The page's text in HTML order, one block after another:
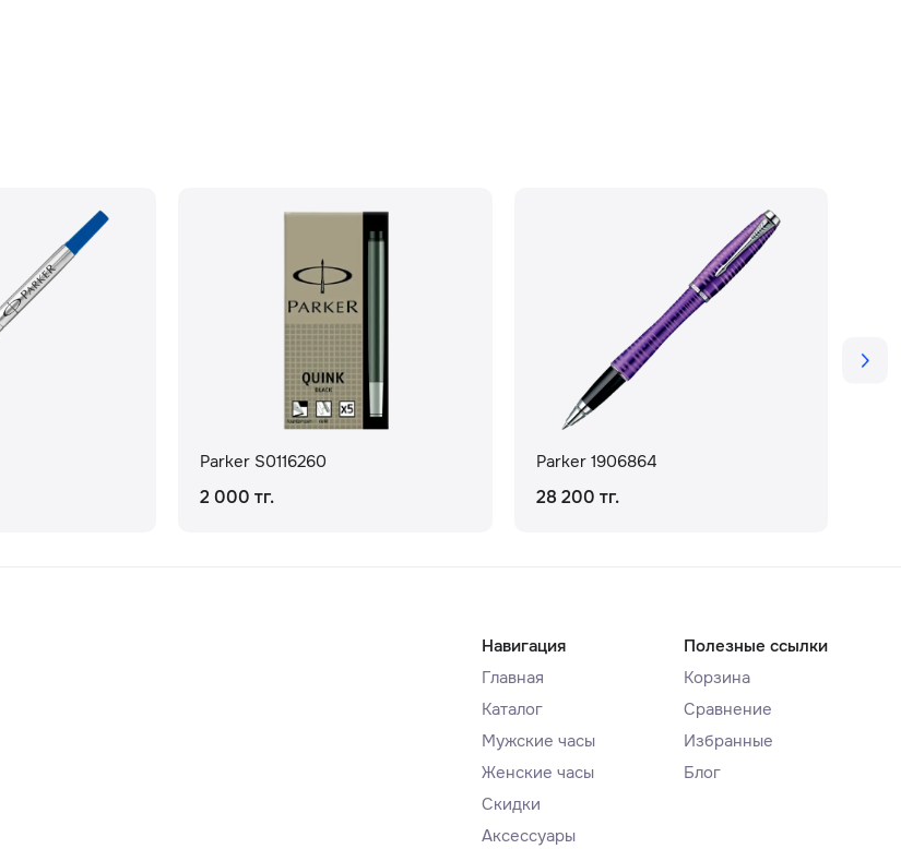
Parker S0116260
2 000 тг.
Parker 1906864
28 200 тг.
Навигация
Главная
Каталог
Мужские часы
Женские часы
Скидки
Аксессуары
Полезные ссылки
Корзина
Сравнение
Избранные
Блог